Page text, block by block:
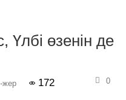
Үлбі өзенін де
жер 172 0